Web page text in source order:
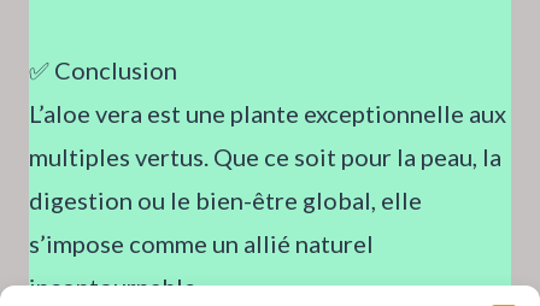
✅ Conclusion
L’aloe vera est une plante exceptionnelle aux
multiples vertus. Que ce soit pour la peau, la
digestion ou le bien-être global, elle
s’impose comme un allié naturel
incontournable.